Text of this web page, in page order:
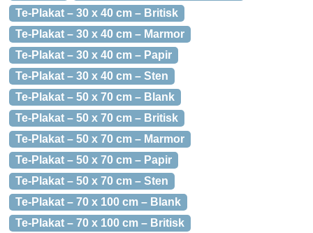
Te-Plakat – 30 x 40 cm – Britisk
Te-Plakat – 30 x 40 cm – Marmor
Te-Plakat – 30 x 40 cm – Papir
Te-Plakat – 30 x 40 cm – Sten
Te-Plakat – 50 x 70 cm – Blank
Te-Plakat – 50 x 70 cm – Britisk
Te-Plakat – 50 x 70 cm – Marmor
Te-Plakat – 50 x 70 cm – Papir
Te-Plakat – 50 x 70 cm – Sten
Te-Plakat – 70 x 100 cm – Blank
Te-Plakat – 70 x 100 cm – Britisk